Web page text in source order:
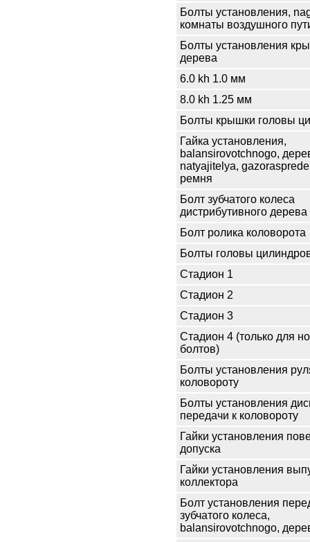
Болты установления,
комнаты воздушного
Болты установления
дерева
6.0 kh 1.0 мм
8.0 kh 1.25 мм
Болты крышки головы
Гайка установления,
balansirovotchnogo,
natyajitelya,
ремня
Болт зубчатого колеса
дистрибутивного дерева
Болт ролика коловорота
Болты головы
Стадион 1
Стадион 2
Стадион 3
Стадион 4 (только для
болтов)
Болты установления
коловороту
Болты установления
передачи к коловороту
Гайки установления
допуска
Гайки установления
коллектора
Болт установления
зубчатого колеса,
balansirovotchnogo,